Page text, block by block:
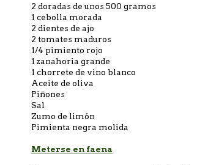
2 doradas de unos 500 gramos
1 cebolla morada
2 dientes de ajo
2 tomates maduros
1/4 pimiento rojo
1 zanahoria grande
1 chorrete de vino blanco
Aceite de oliva
Piñones
Sal
Zumo de limón
Pimienta negra molida
Meterse en faena